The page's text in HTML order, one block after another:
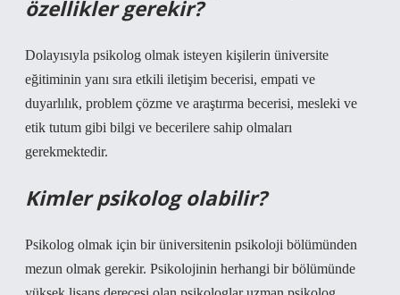
özellikler gerekir?
Dolayısıyla psikolog olmak isteyen kişilerin üniversite
eğitiminin yanı sıra etkili iletişim becerisi, empati ve
duyarlılık, problem çözme ve araştırma becerisi, mesleki ve
etik tutum gibi bilgi ve becerilere sahip olmaları
gerekmektedir.
Kimler psikolog olabilir?
Psikolog olmak için bir üniversitenin psikoloji bölümünden
mezun olmak gerekir. Psikolojinin herhangi bir bölümünde